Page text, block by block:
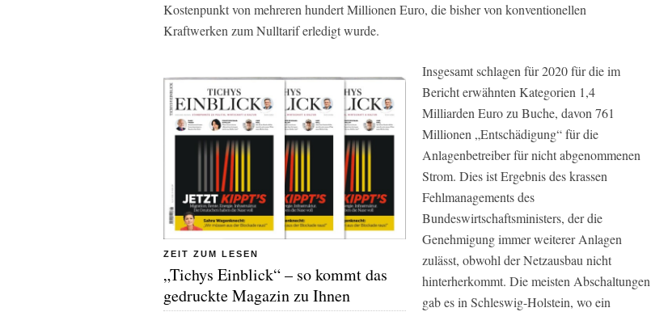
Kostenpunkt von mehreren hundert Millionen Euro, die bisher von konventionellen
Kraftwerken zum Nulltarif erledigt wurde.
ZEIT ZUM LESEN
„Tichys Einblick“ – so kommt das
gedruckte Magazin zu Ihnen
Insgesamt schlagen für 2020 für die im
Bericht erwähnten Kategorien 1,4
Milliarden Euro zu Buche, davon 761
Millionen „Entschädigung“ für die
Anlagenbetreiber für nicht abgenommenen
Strom. Dies ist Ergebnis des krassen
Fehlmanagements des
Bundeswirtschaftsministers, der die
Genehmigung immer weiterer Anlagen
zulässt, obwohl der Netzausbau nicht
hinterherkommt. Die meisten Abschaltungen
gab es in Schleswig-Holstein, wo ein